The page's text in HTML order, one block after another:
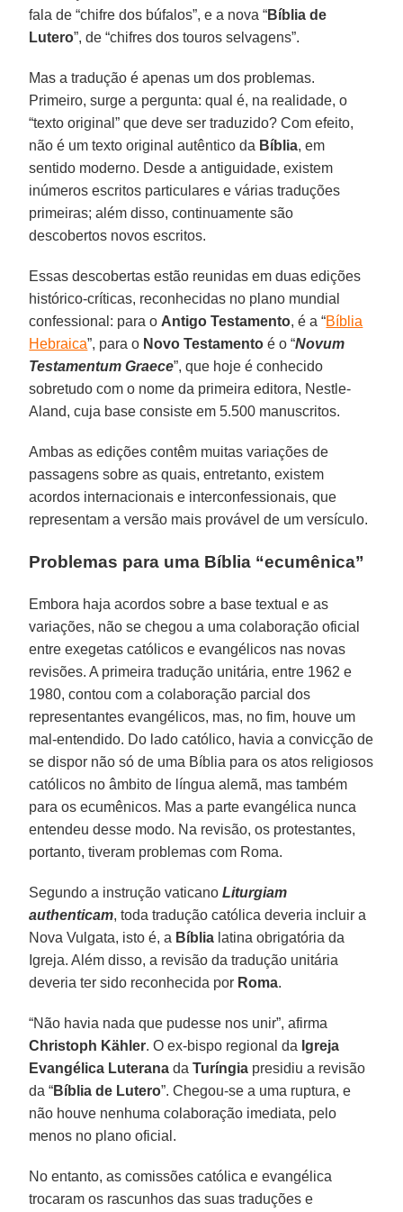
fala de “chifre dos búfalos”, e a nova “Bíblia de
Lutero”, de “chifres dos touros selvagens”.
Mas a tradução é apenas um dos problemas.
Primeiro, surge a pergunta: qual é, na realidade, o
“texto original” que deve ser traduzido? Com efeito,
não é um texto original autêntico da Bíblia, em
sentido moderno. Desde a antiguidade, existem
inúmeros escritos particulares e várias traduções
primeiras; além disso, continuamente são
descobertos novos escritos.
Essas descobertas estão reunidas em duas edições
histórico-críticas, reconhecidas no plano mundial
confessional: para o Antigo Testamento, é a “Bíblia
Hebraica”, para o Novo Testamento é o “Novum
Testamentum Graece”, que hoje é conhecido
sobretudo com o nome da primeira editora, Nestle-
Aland, cuja base consiste em 5.500 manuscritos.
Ambas as edições contêm muitas variações de
passagens sobre as quais, entretanto, existem
acordos internacionais e interconfessionais, que
representam a versão mais provável de um versículo.
Problemas para uma Bíblia “ecumênica”
Embora haja acordos sobre a base textual e as
variações, não se chegou a uma colaboração oficial
entre exegetas católicos e evangélicos nas novas
revisões. A primeira tradução unitária, entre 1962 e
1980, contou com a colaboração parcial dos
representantes evangélicos, mas, no fim, houve um
mal-entendido. Do lado católico, havia a convicção de
se dispor não só de uma Bíblia para os atos religiosos
católicos no âmbito de língua alemã, mas também
para os ecumênicos. Mas a parte evangélica nunca
entendeu desse modo. Na revisão, os protestantes,
portanto, tiveram problemas com Roma.
Segundo a instrução vaticanoLiturgiam
authenticam, toda tradução católica deveria incluir a
Nova Vulgata, isto é, a Bíblia latina obrigatória da
Igreja. Além disso, a revisão da tradução unitária
deveria ter sido reconhecida por Roma.
“Não havia nada que pudesse nos unir”, afirma
Christoph Kähler. O ex-bispo regional da Igreja
Evangélica Luterana daTuríngia presidiu a revisão
da “Bíblia de Lutero”. Chegou-se a uma ruptura, e
não houve nenhuma colaboração imediata, pelo
menos no plano oficial.
No entanto, as comissões católica e evangélica
trocaram os rascunhos das suas traduções e